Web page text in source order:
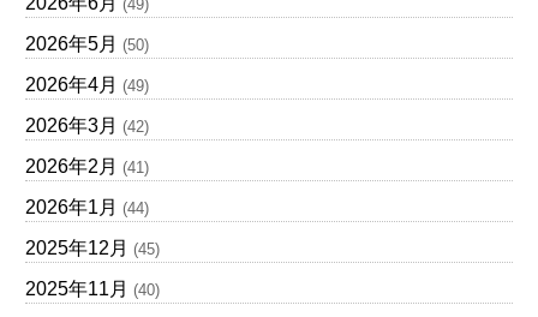
(49)
2026年5月 (50)
2026年4月 (49)
2026年3月 (42)
2026年2月 (41)
2026年1月 (44)
2025年12月 (45)
2025年11月 (40)